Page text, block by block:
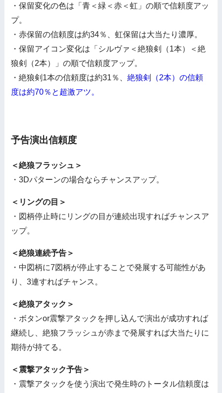
・保留変化の色は「青＜緑＜赤＜虹」の順で信頼度アッ
プ。
・赤保留の信頼度は約34％、虹保留は大当たり濃厚。
・保留アイコン変化は「シルヴァ＜絶狼剣（1本）＜絶
狼剣（2本）」の順で信頼度アップ。
・絶狼剣1本の信頼度は約31％、絶狼剣（2本）の信頼
度は約70％と超激アツ。
予告演出信頼度
＜絶狼フラッシュ＞
・3Dパターンの場合ならチャンスアップ。
＜リングの目＞
・図柄停止時にリングの目が連続出現すればチャンスア
ップ。
＜絶狼連続予告＞
・中図柄に7図柄が停止することで発展する可能性があ
り、3連すればチャンス。
＜絶狼アタック＞
・ボタンor震撃アタックを押し込んで演出が成功すれば
継続し、絶狼フラッシュが赤まで発展すれば大当たりに
期待が持てる。
＜震撃アタック予告＞
・震撃アタックを使う演出で発生時のトータル信頼度は